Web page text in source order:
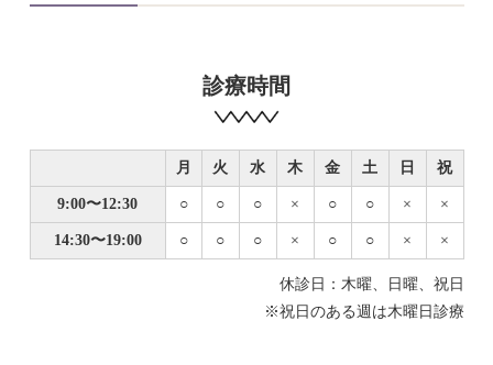
診療時間
月 火 水 木 金 土 日 祝
9:00〜12:30 ○ ○ ○ × ○ ○ × ×
14:30〜19:00 ○ ○ ○ × ○ ○ × ×
休診日：木曜、日曜、祝日
※祝日のある週は木曜日診療